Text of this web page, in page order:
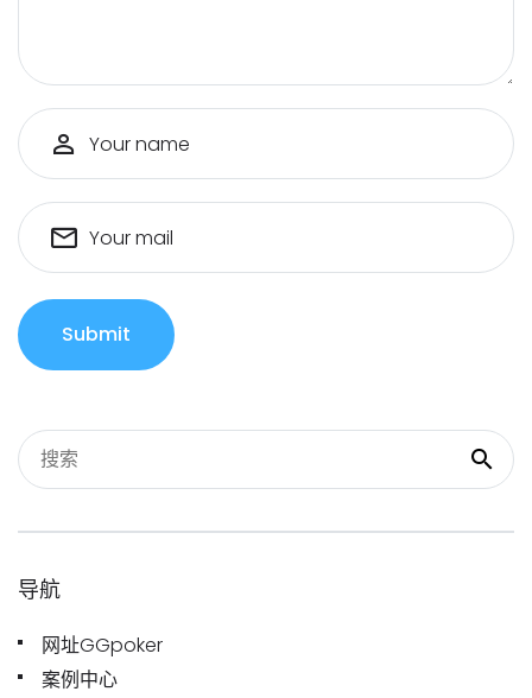
Your name
Your mail
Submit
导航
网址GGpoker
案例中心